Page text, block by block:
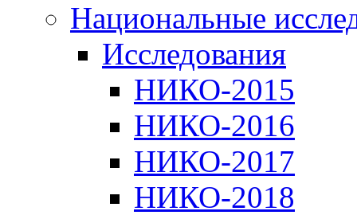
Национальные
Исследования
НИКО-2015
НИКО-2016
НИКО-2017
НИКО-2018